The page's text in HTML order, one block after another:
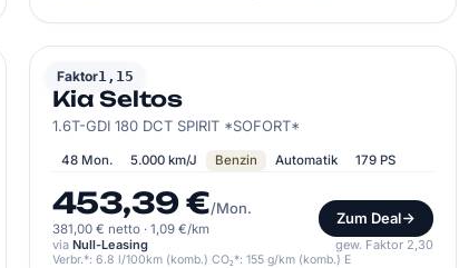
Faktor1,15
KIA
Kia Seltos
1.6T-GDI 180 DCT SPIRIT *SOFORT*
48 Mon. 5.000 km/J Benzin Automatik 179 PS
453,39 €/Mon.
381,00 € netto · 1,09 €/km
Zum Deal
via Null-Leasing gew. Faktor 2,30
Verbr.*: 6.8 l/100km (komb.) CO₂*: 155 g/km (komb.) E